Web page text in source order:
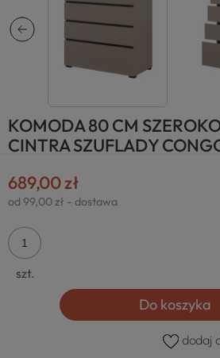
KOMODA 80 CM
CINTRA SZUFLADY
689,00 zł
od 99,00 zł - dostawa
szt.
Do koszyka
dodaj